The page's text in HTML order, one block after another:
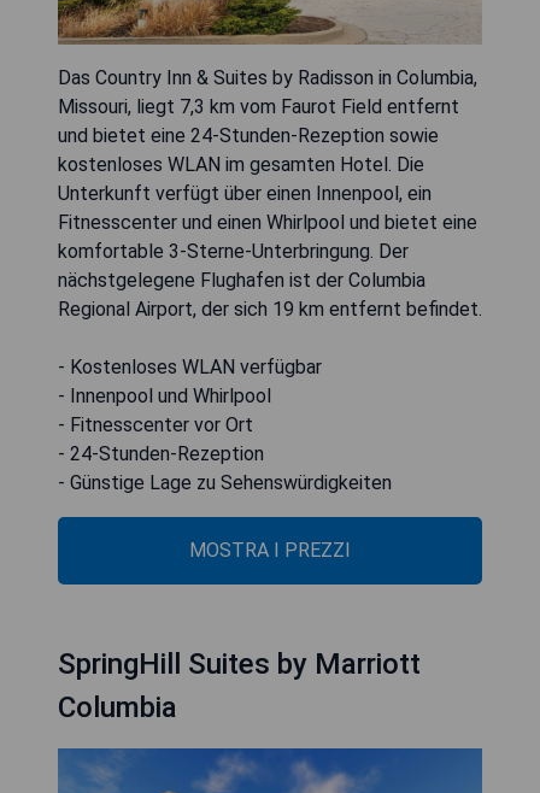
Das Country Inn & Suites by Radisson in Columbia,
Missouri, liegt 7,3 km vom Faurot Field entfernt
und bietet eine 24-Stunden-Rezeption sowie
kostenloses WLAN im gesamten Hotel. Die
Unterkunft verfügt über einen Innenpool, ein
Fitnesscenter und einen Whirlpool und bietet eine
komfortable 3-Sterne-Unterbringung. Der
nächstgelegene Flughafen ist der Columbia
Regional Airport, der sich 19 km entfernt befindet.
- Kostenloses WLAN verfügbar
- Innenpool und Whirlpool
- Fitnesscenter vor Ort
- 24-Stunden-Rezeption
- Günstige Lage zu Sehenswürdigkeiten
MOSTRA I PREZZI
SpringHill Suites by Marriott
Columbia